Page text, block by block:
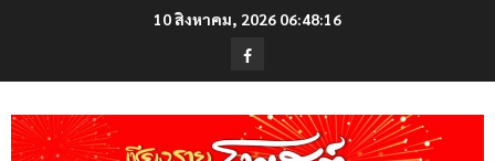
10 สิงหาคม, 2026 06:48:16
Facebook